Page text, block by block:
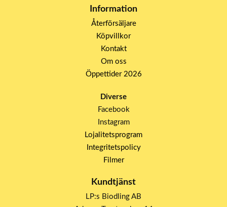
Information
Återförsäljare
Köpvillkor
Kontakt
Om oss
Öppettider 2026
Diverse
Facebook
Instagram
Lojalitetsprogram
Integritetspolicy
Filmer
Kundtjänst
LP:s Biodling AB